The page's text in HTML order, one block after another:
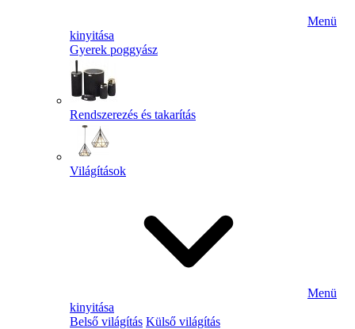
Menü
kinyitása
Gyerek poggyász
Rendszerezés és takarítás
Világítások
Menü
kinyitása
Belső világítás Külső világítás